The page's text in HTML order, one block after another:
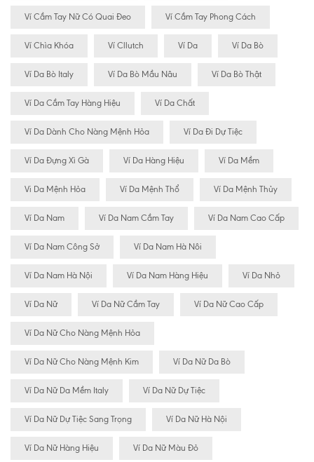
Ví Cầm Tay Nữ Có Quai Đeo Ví Cầm Tay Phong Cách
Ví Chìa Khóa Ví Cllutch Ví Da Ví Da Bò
Ví Da Bò Italy Ví Da Bò Mầu Nâu Ví Da Bò Thật
Ví Da Cầm Tay Hàng Hiệu Ví Da Chất
Ví Da Dành Cho Nàng Mệnh Hỏa Ví Da Đi Dự Tiệc
Ví Da Đựng Xì Gà Ví Da Hàng Hiệu Ví Da Mềm
Vi Da Mệnh Hỏa Ví Da Mệnh Thổ Ví Da Mệnh Thủy
Ví Da Nam Ví Da Nam Cầm Tay Ví Da Nam Cao Cấp
Ví Da Nam Công Sở Ví Da Nam Hà Nôi
Ví Da Nam Hà Nội Ví Da Nam Hàng Hiệu Ví Da Nhỏ
Ví Da Nữ Ví Da Nữ Cầm Tay Ví Da Nữ Cao Cấp
Ví Da Nữ Cho Nàng Mệnh Hỏa
Ví Da Nữ Cho Nàng Mệnh Kim Ví Da Nữ Da Bò
Ví Da Nữ Da Mềm Italy Ví Da Nữ Dự Tiệc
Ví Da Nữ Dự Tiệc Sang Trọng Ví Da Nữ Hà Nội
Ví Da Nữ Hàng Hiệu Ví Da Nữ Màu Đỏ